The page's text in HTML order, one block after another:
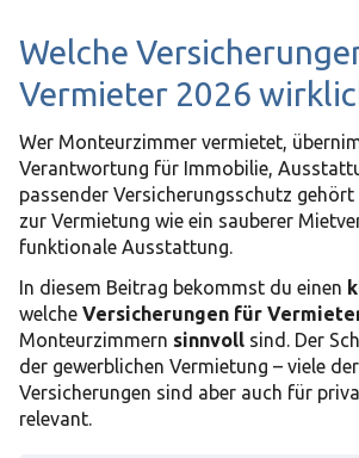
Welche
Vermieter 2026
Wer Monteurzimmer vermietet,
Verantwortung für Immobilie,
passender Versicherungsschutz
zur Vermietung wie ein sauberer
funktionale Ausstattung.
In diesem Beitrag bekommst du einen
welche Versicherungen für
Monteurzimmern sinnvoll sind. Der
der gewerblichen Vermietung – viele
Versicherungen sind aber auch für
relevant.